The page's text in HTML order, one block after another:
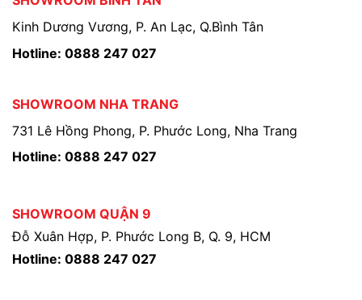
Kinh Dương Vương, P. An Lạc, Q.Bình Tân
Hotline: 0888 247 027
SHOWROOM NHA TRANG
731 Lê Hồng Phong, P. Phước Long, Nha Trang
Hotline: 0888 247 027
SHOWROOM QUẬN 9
Đỗ Xuân Hợp, P. Phước Long B, Q. 9, HCM
Hotline: 0888 247 027